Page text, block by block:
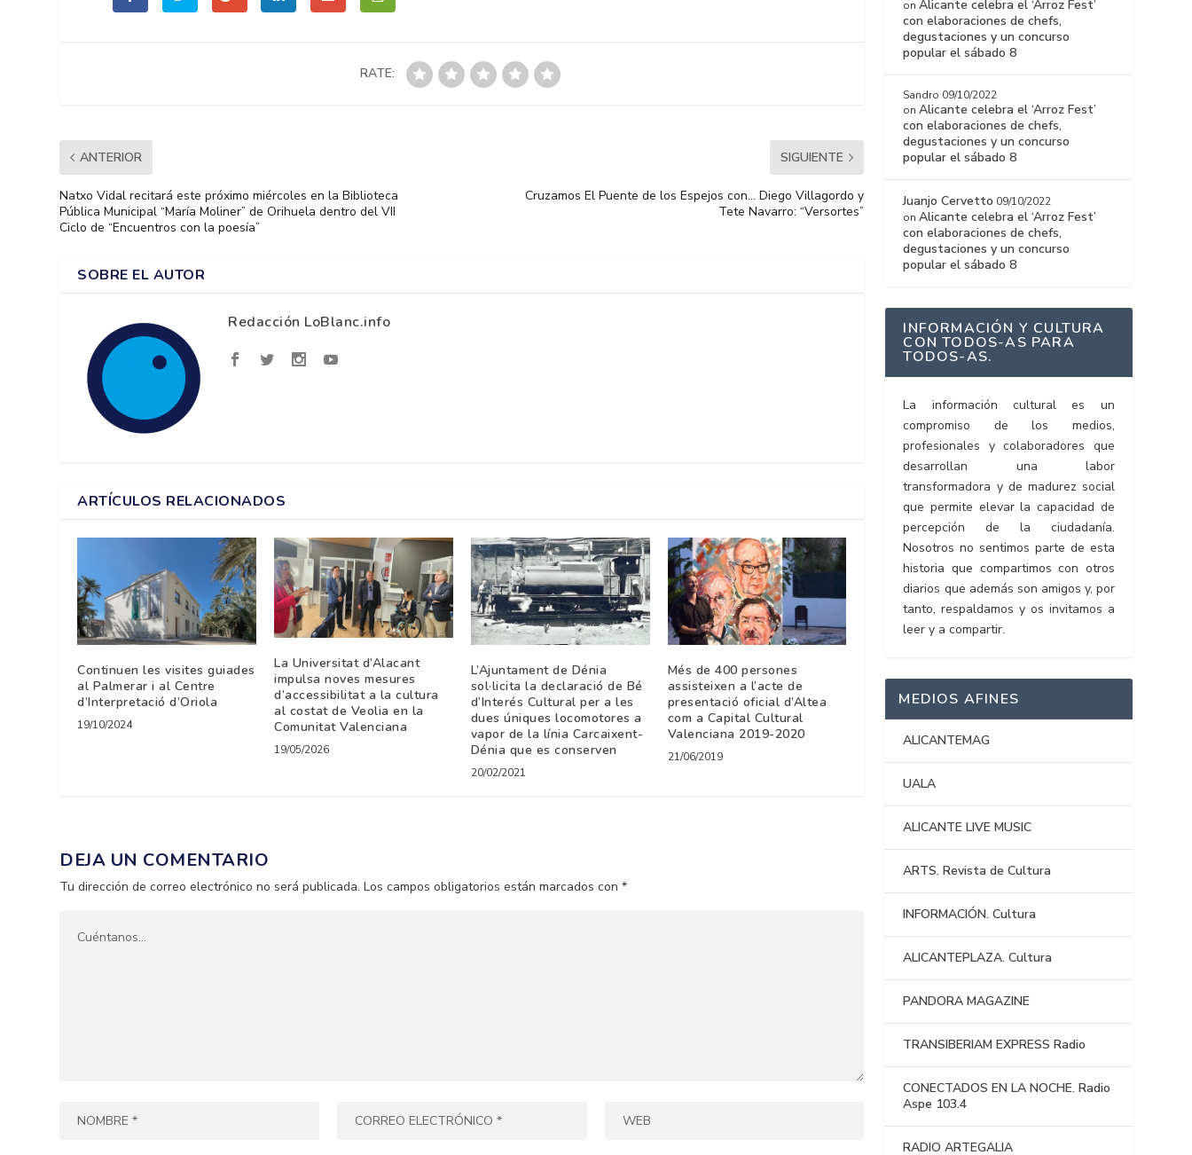
RATE:
ANTERIOR
Natxo Vidal recitará este próximo miércoles en la Biblioteca
Pública Municipal “María Moliner” de Orihuela dentro del VII
Ciclo de “Encuentros con la poesía”
SIGUIENTE
Cruzamos El Puente de los Espejos con… Diego Villagordo y
Tete Navarro: “Versortes”
SOBRE EL AUTOR
Redacción LoBlanc.info
ARTÍCULOS RELACIONADOS
Continuen les visites guiades
al Palmerar i al Centre
d’Interpretació d’Oriola
19/10/2024
La Universitat d’Alacant
impulsa noves mesures
d’accessibilitat a la cultura
al costat de Veolia en la
Comunitat Valenciana
19/05/2026
L’Ajuntament de Dénia
sol·licita la declaració de Bé
d’Interés Cultural per a les
dues úniques locomotores a
vapor de la línia Carcaixent-
Dénia que es conserven
20/02/2021
Més de 400 persones
assisteixen a l’acte de
presentació oficial d’Altea
com a Capital Cultural
Valenciana 2019-2020
21/06/2019
DEJA UN COMENTARIO
Tu dirección de correo electrónico no será publicada. Los campos obligatorios están marcados con*
onAlicante celebra el ‘Arroz Fest’
con elaboraciones de chefs,
degustaciones y un concurso
popular el sábado 8
Sandro 09/10/2022
onAlicante celebra el ‘Arroz Fest’
con elaboraciones de chefs,
degustaciones y un concurso
popular el sábado 8
Juanjo Cervetto 09/10/2022
onAlicante celebra el ‘Arroz Fest’
con elaboraciones de chefs,
degustaciones y un concurso
popular el sábado 8
INFORMACIÓN Y CULTURA
CON TODOS-AS PARA
TODOS-AS.
La información cultural es un
compromiso de los medios,
profesionales y colaboradores que
desarrollan una labor
transformadora y de madurez social
que permite elevar la capacidad de
percepción de la ciudadanía.
Nosotros no sentimos parte de esta
historia que compartimos con otros
diarios que además son amigos y, por
tanto, respaldamos y os invitamos a
leer y a compartir.
MEDIOS AFINES
ALICANTEMAG
UALA
ALICANTE LIVE MUSIC
ARTS. Revista de Cultura
INFORMACIÓN. Cultura
ALICANTEPLAZA. Cultura
PANDORA MAGAZINE
TRANSIBERIAM EXPRESS Radio
CONECTADOS EN LA NOCHE. Radio
Aspe 103.4
RADIO ARTEGALIA